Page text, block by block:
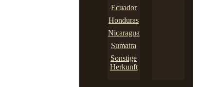
Ecuador
Honduras
Nicaragua
Sumatra
Sonstige
Herkunft